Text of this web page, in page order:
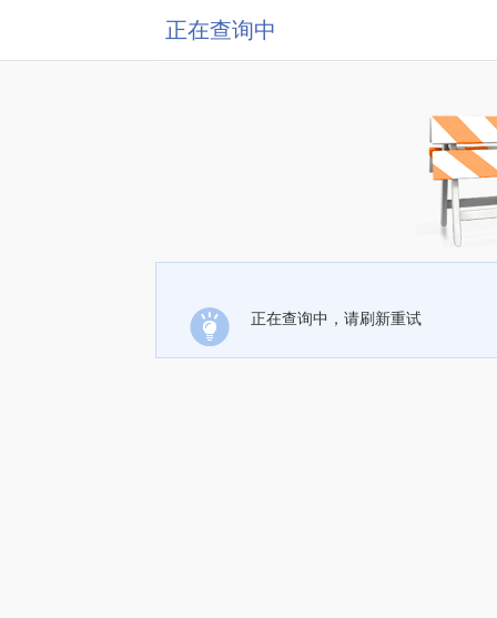
正在查询中
正在查询中，请刷新重试